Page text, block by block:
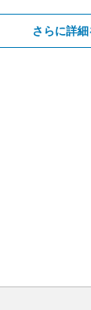
さらに詳